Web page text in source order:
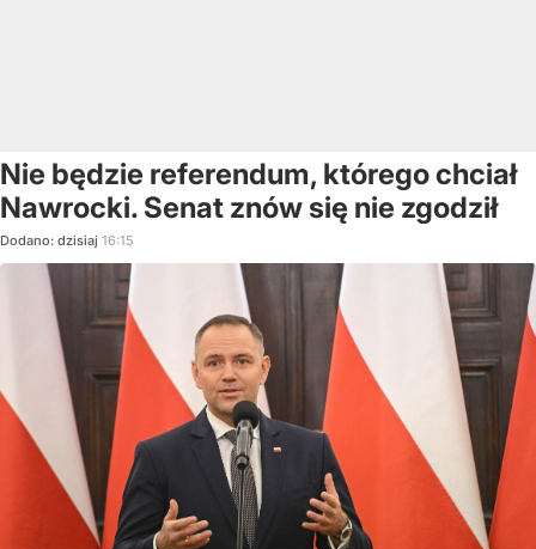
Nie będzie referendum, którego chciał
Nawrocki. Senat znów się nie zgodził
Dodano: dzisiaj 16:15